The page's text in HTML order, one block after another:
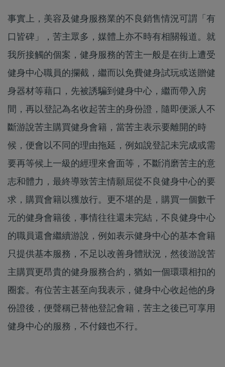
事實上，美容及健身服務業的不良銷售情況可謂「有
口皆碑」，苦主眾多，媒體上亦不時有相關報道。就
我所接觸的個案，健身服務的苦主一般是在街上遭受
健身中心職員的攔截，繼而以免費健身試玩或送贈健
身器材等藉口，先被誘騙到健身中心，繼而帶入房
間，再以登記為名收起苦主的身份證，隨即便派人不
斷游說苦主購買健身會籍，當苦主表示要離開的時
候，便會以不同的理由拖延，例如說登記未完成或需
要再等候上一級的經理來會面等，不斷消磨苦主的意
志和體力，最終導致苦主情願屈從不良健身中心的要
求，購買會籍以獲放行。更不堪的是，購買一個數千
元的健身會籍後，事情往往還未完結，不良健身中心
的職員還會繼續游說，例如表示健身中心的基本會籍
只提供基本服務，不足以改善身體狀況，然後游說苦
主購買更昂貴的健身服務合約，猶如一個環環相扣的
圈套。有位苦主甚至向我表示，健身中心收起他的身
份證後，便聲稱已替他登記會籍，苦主之後已可享用
健身中心的服務，不付錢也不行。